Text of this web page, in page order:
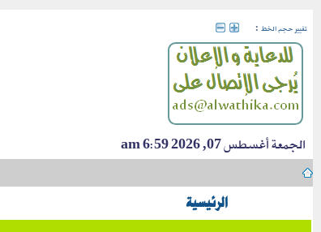
تغيير حجم الخط :
الجمعة أغسطس 07, 2026 6:59 am
الرئيسية